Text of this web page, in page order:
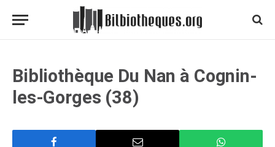
Bibliothèque Du Nan à Cognin-
les-Gorges (38)